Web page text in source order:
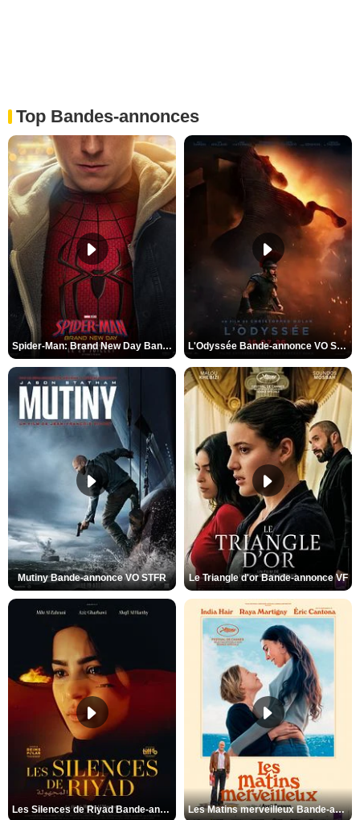
Top Bandes-annonces
Spider-Man: Brand New Day Bande-annonce VO STFR L'Odyssée Bande-annonce VO STFR
Mutiny Bande-annonce VO STFR Le Triangle d'or Bande-annonce VF
Les Silences de Riyad Bande-annonce VO STFR Les Matins merveilleux Bande-annonce VF